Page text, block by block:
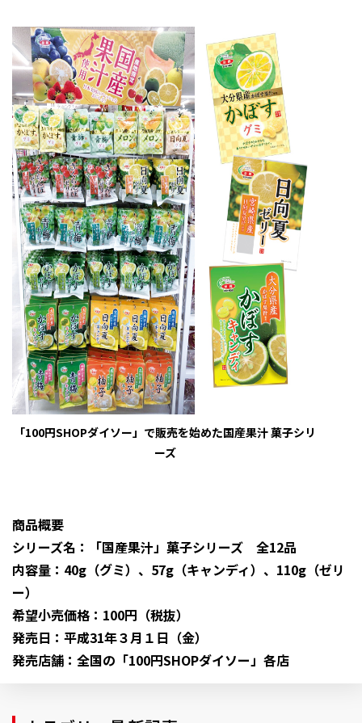
「100円SHOPダイソー」で販売を始めた国産果汁 菓子シリ
ーズ
商品概要
シリーズ名：「国産果汁」菓子シリーズ 全12品
内容量：40g（グミ）、57g（キャンディ）、110g（ゼリ
ー）
希望小売価格：100円（税抜）
発売日：平成31年３月１日（金）
発売店舗：全国の「100円SHOPダイソー」各店